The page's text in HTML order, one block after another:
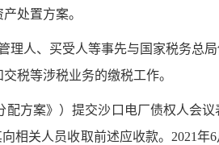
处置方案。
理人、买受人等事先与国家税务总
税等涉税业务的缴税工作。
方案》）提交沙口电厂债权人会
相关人员收取前述应收款。2021